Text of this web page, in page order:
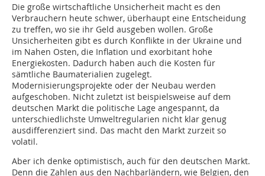
Die große wirtschaftliche Unsicherheit macht es den
Verbrauchern heute schwer, überhaupt eine Entscheidung
zu treffen, wo sie ihr Geld ausgeben wollen. Große
Unsicherheiten gibt es durch Konflikte in der Ukraine und
im Nahen Osten, die Inflation und exorbitant hohe
Energiekosten. Dadurch haben auch die Kosten für
sämtliche Baumaterialien zugelegt.
Modernisierungsprojekte oder der Neubau werden
aufgeschoben. Nicht zuletzt ist beispielsweise auf dem
deutschen Markt die politische Lage angespannt, da
unterschiedlichste Umweltregularien nicht klar genug
ausdifferenziert sind. Das macht den Markt zurzeit so
volatil.
Aber ich denke optimistisch, auch für den deutschen Markt.
Denn die Zahlen aus den Nachbarländern, wie Belgien, den